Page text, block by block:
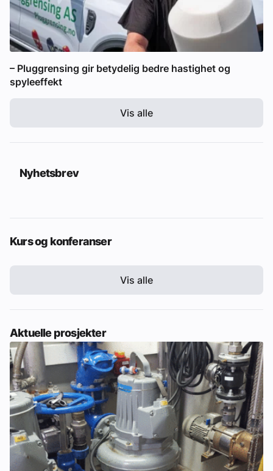
– Pluggrensing gir betydelig bedre hastighet og
spyleeffekt
Vis alle
Nyhetsbrev
Kurs og konferanser
Vis alle
Aktuelle prosjekter